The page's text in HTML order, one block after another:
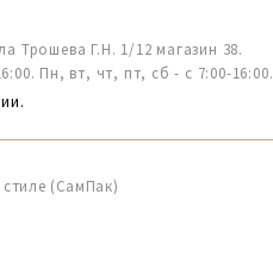
Трошева Г.Н. 1/12 магазин 38.
Пн, вт, чт, пт, сб - с 7:00-16:00.
стиле (СамПак)